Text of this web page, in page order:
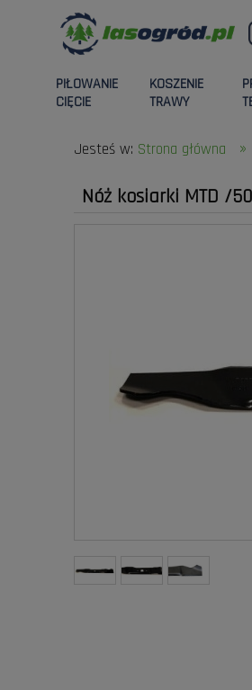
PIŁOWANIE
CIĘCIE
KOSZENIE
TRAWY
Jesteś w: Strona główna »
Nóż kosiarki MTD /